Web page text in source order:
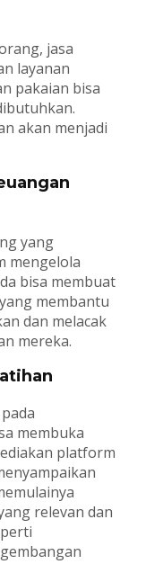
jasa
layanan
pakaian bisa
akan menjadi
yang
mengelola
bisa membuat
membantu
dan melacak
mereka.
membuka
platform
relevan dan